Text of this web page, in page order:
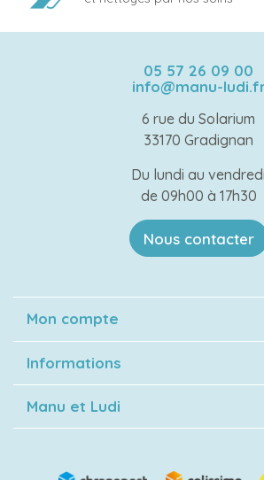
05 57 26 09 00
info@manu-
6 rue du Solarium
33170 Gradignan
Du lundi au vendredi
de 09h00 à 17h30
Nous contacter
Mon compte
Informations
Manu et Ludi